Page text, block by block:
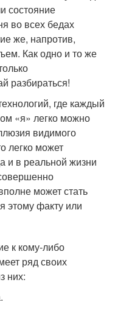
состояние
во всех бедах
же, напротив,
Как одно и то же
разбираться!
где каждый
«я» легко можно
видимого
легко может
и в реальной жизни
может стать
этому факту или
к кому-либо
ряд своих
них: